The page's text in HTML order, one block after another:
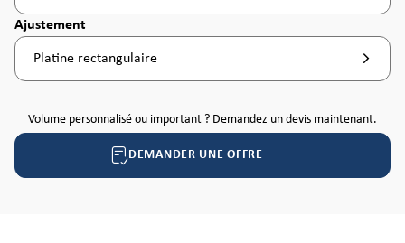
Sélectionnez
Ajustement
Platine rectangulaire
Volume personnalisé ou important ? Demandez un devis maintenant.
DEMANDER UNE OFFRE